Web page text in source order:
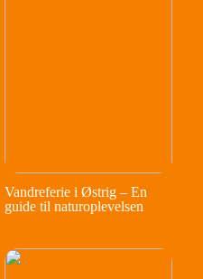
Vandreferie i Østrig – En
guide til naturoplevelsen